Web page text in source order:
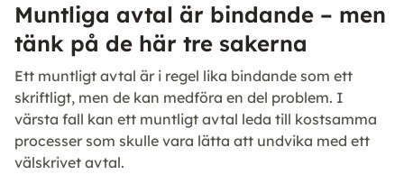
Muntliga avtal är bindande – men
tänk på de här tre sakerna
Ett muntligt avtal är i regel lika bindande som ett
skriftligt, men de kan medföra en del problem. I
värsta fall kan ett muntligt avtal leda till kostsamma
processer som skulle vara lätta att undvika med ett
välskrivet avtal.